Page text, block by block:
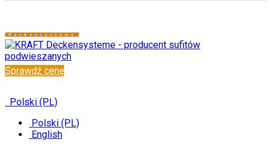
Sprawdź cenę
Polski (PL)
Polski (PL)
English